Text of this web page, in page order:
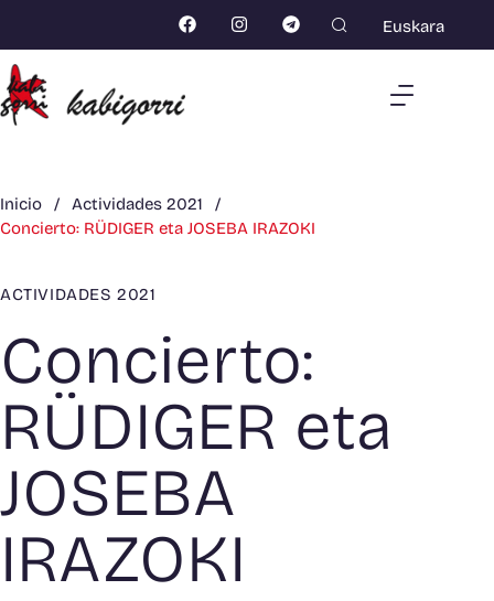
Euskara
Inicio / Actividades 2021
/
Concierto: RÜDIGER eta JOSEBA IRAZOKI
ACTIVIDADES 2021
Concierto:
RÜDIGER eta
JOSEBA
IRAZOKI